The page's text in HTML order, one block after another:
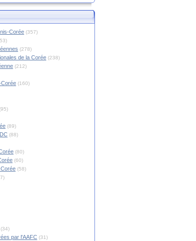
Corée (357)
(278)
de la Corée (238)
(212)
Corée (160)
(89)
(88)
(80)
(60)
(58)
(34)
par l'AAFC (31)